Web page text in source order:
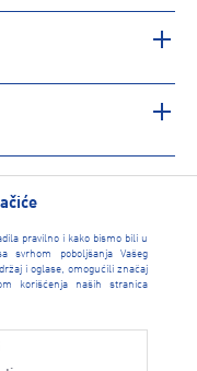
pravilno i kako bismo bili u
svrhom poboljšanja Vašeg
i oglase, omogućili značaj
korišćenja naših stranica